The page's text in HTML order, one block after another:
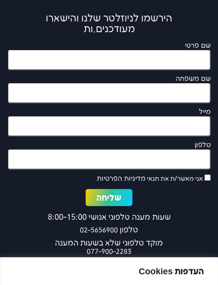
העדפות Cookies
הירשמו לניוזלטר שלנו והישארו
מעודכנים.ות
שם פרטי
שם משפחה
מייל
טלפון
אני מאשר/ת את תנאי מדיניות הפרטיות
שעות מענה טלפוני אנושי 8:00-15:00
טלפון 02-5656900
מוקד טלפוני שלא בשעות המענה
077-900-2283